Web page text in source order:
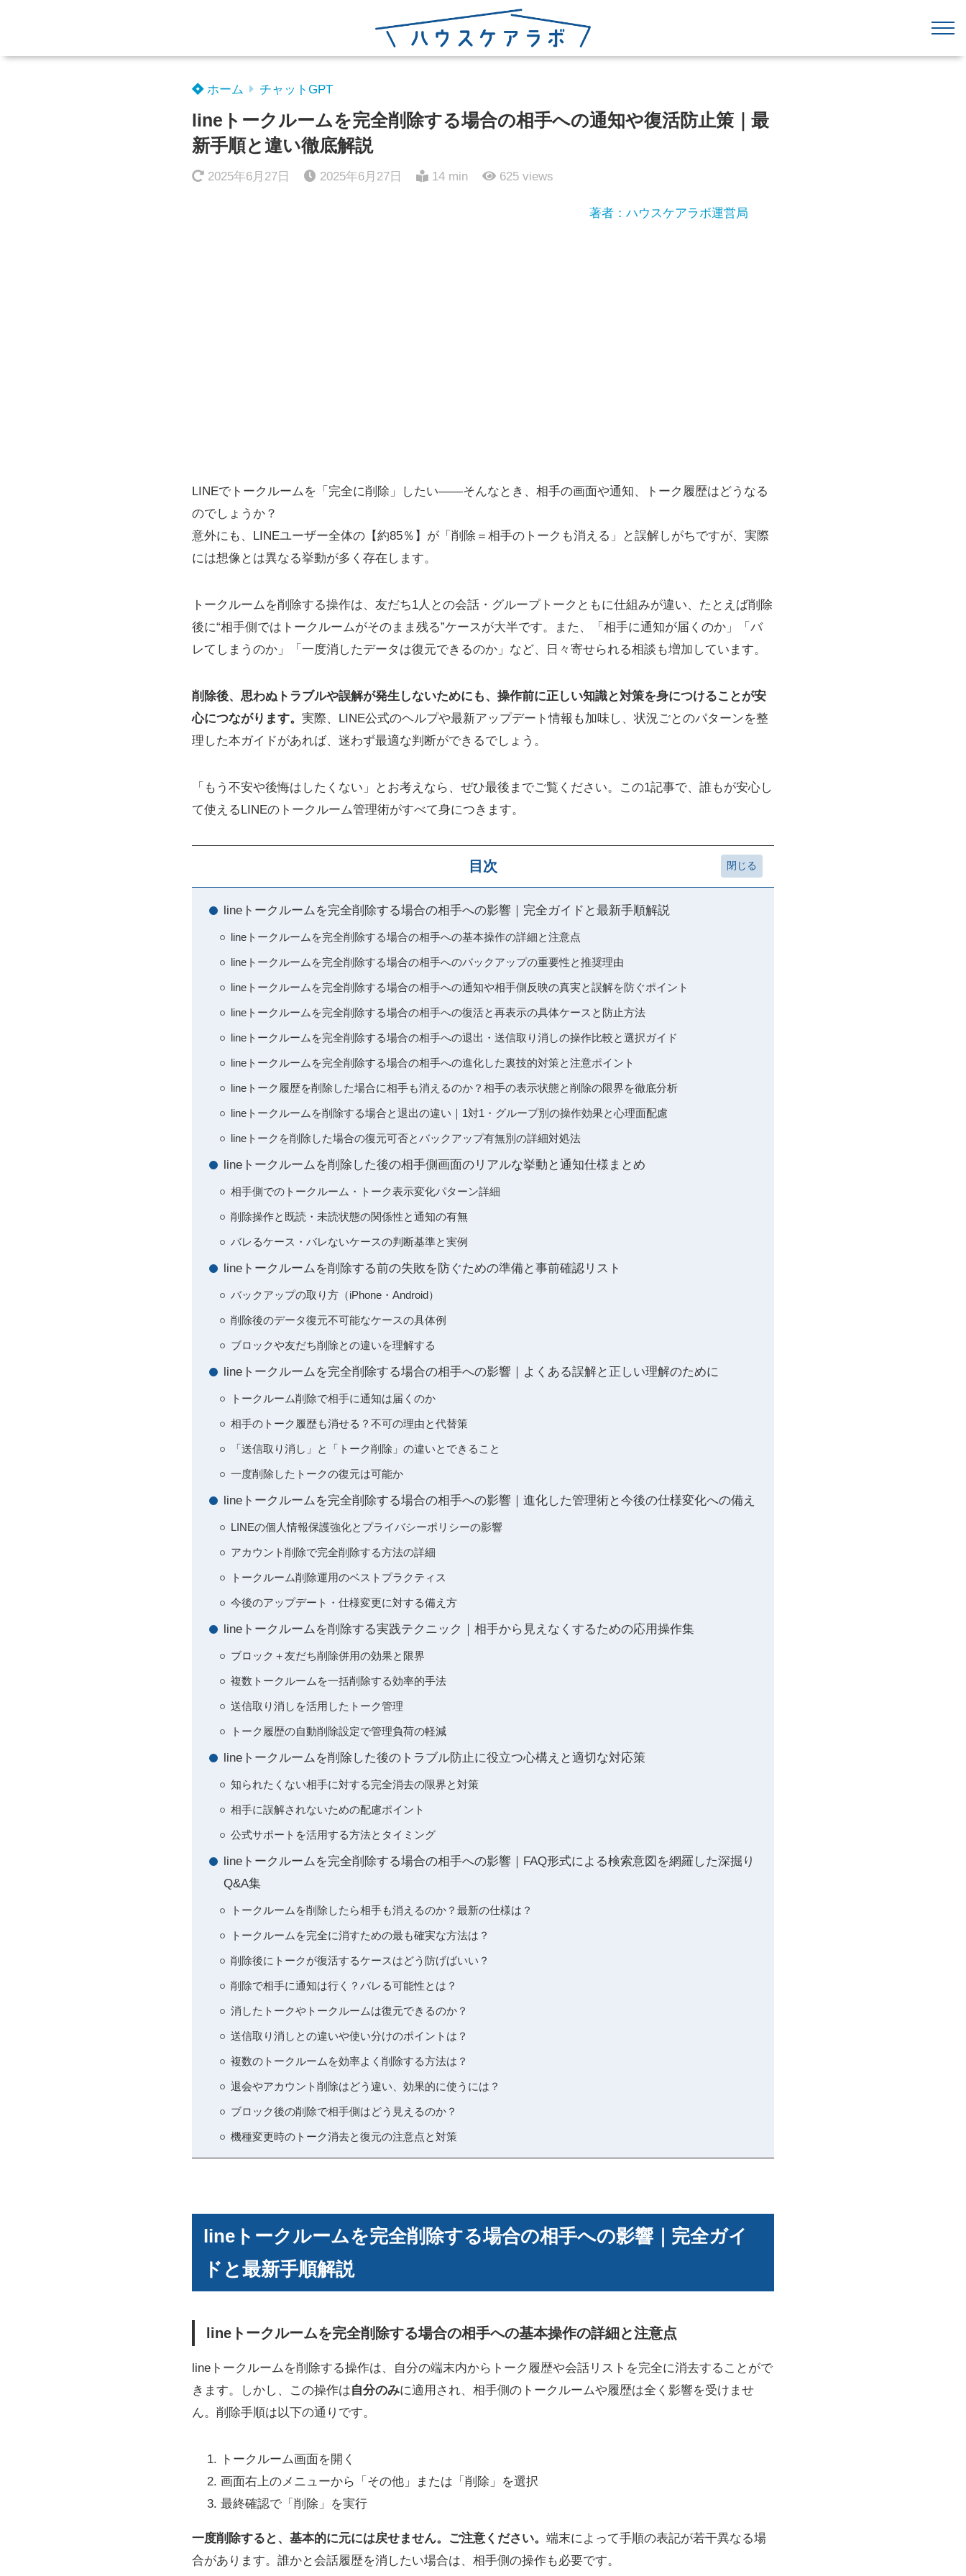
ホーム チャットGPT
lineトークルームを完全削除する場合の相手への通知や復活防止策｜最
新手順と違い徹底解説
2025年6月27日 2025年6月27日 14 min 625 views
著者：ハウスケアラボ運営局
LINEでトークルームを「完全に削除」したい――そんなとき、相手の画面や通知、トーク履歴はどうなる
のでしょうか？
意外にも、LINEユーザー全体の【約85％】が「削除＝相手のトークも消える」と誤解しがちですが、実際
には想像とは異なる挙動が多く存在します。
トークルームを削除する操作は、友だち1人との会話・グループトークともに仕組みが違い、たとえば削除
後に“相手側ではトークルームがそのまま残る”ケースが大半です。また、「相手に通知が届くのか」「バ
レてしまうのか」「一度消したデータは復元できるのか」など、日々寄せられる相談も増加しています。
削除後、思わぬトラブルや誤解が発生しないためにも、操作前に正しい知識と対策を身につけることが安
心につながります。 実際、LINE公式のヘルプや最新アップデート情報も加味し、状況ごとのパターンを整
理した本ガイドがあれば、迷わず最適な判断ができるでしょう。
「もう不安や後悔はしたくない」とお考えなら、ぜひ最後までご覧ください。この1記事で、誰もが安心し
て使えるLINEのトークルーム管理術がすべて身につきます。
目次
lineトークルームを完全削除する場合の相手への影響｜完全ガイドと最新手順解説
lineトークルームを完全削除する場合の相手への基本操作の詳細と注意点
lineトークルームを完全削除する場合の相手へのバックアップの重要性と推奨理由
lineトークルームを完全削除する場合の相手への通知や相手側反映の真実と誤解を防ぐポイント
lineトークルームを完全削除する場合の相手への復活と再表示の具体ケースと防止方法
lineトークルームを完全削除する場合の相手への退出・送信取り消しの操作比較と選択ガイド
lineトークルームを完全削除する場合の相手への進化した裏技的対策と注意ポイント
lineトーク履歴を削除した場合に相手も消えるのか？相手の表示状態と削除の限界を徹底分析
lineトークルームを削除する場合と退出の違い｜1対1・グループ別の操作効果と心理面配慮
lineトークを削除した場合の復元可否とバックアップ有無別の詳細対処法
lineトークルームを削除した後の相手側画面のリアルな挙動と通知仕様まとめ
相手側でのトークルーム・トーク表示変化パターン詳細
削除操作と既読・未読状態の関係性と通知の有無
バレるケース・バレないケースの判断基準と実例
lineトークルームを削除する前の失敗を防ぐための準備と事前確認リスト
バックアップの取り方（iPhone・Android）
削除後のデータ復元不可能なケースの具体例
ブロックや友だち削除との違いを理解する
lineトークルームを完全削除する場合の相手への影響｜よくある誤解と正しい理解のために
トークルーム削除で相手に通知は届くのか
相手のトーク履歴も消せる？不可の理由と代替策
「送信取り消し」と「トーク削除」の違いとできること
一度削除したトークの復元は可能か
lineトークルームを完全削除する場合の相手への影響｜進化した管理術と今後の仕様変化への備え
LINEの個人情報保護強化とプライバシーポリシーの影響
アカウント削除で完全削除する方法の詳細
トークルーム削除運用のベストプラクティス
今後のアップデート・仕様変更に対する備え方
lineトークルームを削除する実践テクニック｜相手から見えなくするための応用操作集
ブロック＋友だち削除併用の効果と限界
複数トークルームを一括削除する効率的手法
送信取り消しを活用したトーク管理
トーク履歴の自動削除設定で管理負荷の軽減
lineトークルームを削除した後のトラブル防止に役立つ心構えと適切な対応策
知られたくない相手に対する完全消去の限界と対策
相手に誤解されないための配慮ポイント
公式サポートを活用する方法とタイミング
lineトークルームを完全削除する場合の相手への影響｜FAQ形式による検索意図を網羅した深掘り
Q&A集
トークルームを削除したら相手も消えるのか？最新の仕様は？
トークルームを完全に消すための最も確実な方法は？
削除後にトークが復活するケースはどう防げばいい？
削除で相手に通知は行く？バレる可能性とは？
消したトークやトークルームは復元できるのか？
送信取り消しとの違いや使い分けのポイントは？
複数のトークルームを効率よく削除する方法は？
退会やアカウント削除はどう違い、効果的に使うには？
ブロック後の削除で相手側はどう見えるのか？
機種変更時のトーク消去と復元の注意点と対策
lineトークルームを完全削除する場合の相手への影響｜完全ガイ
ドと最新手順解説
lineトークルームを完全削除する場合の相手への基本操作の詳細と注意点
lineトークルームを削除する操作は、自分の端末内からトーク履歴や会話リストを完全に消去することがで
きます。しかし、この操作は自分のみに適用され、相手側のトークルームや履歴は全く影響を受けませ
ん。削除手順は以下の通りです。
トークルーム画面を開く
画面右上のメニューから「その他」または「削除」を選択
最終確認で「削除」を実行
一度削除すると、基本的に元には戻せません。ご注意ください。 端末によって手順の表記が若干異なる場
合があります。誰かと会話履歴を消したい場合は、相手側の操作も必要です。